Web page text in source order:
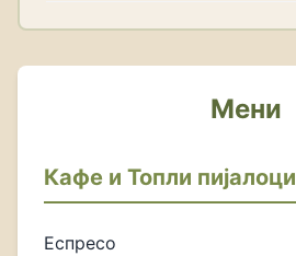
Мени
Кафе и Топли пијалоци
Еспресо